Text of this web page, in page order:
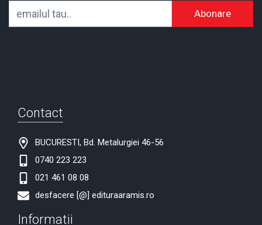
Abonare
Contact
BUCURESTI, Bd. Metalurgiei 46-56
0740 223 223
021 461 08 08
desfacere [@] edituraaramis.ro
Informatii